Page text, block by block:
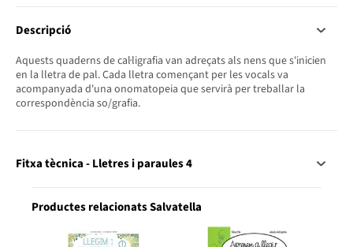
Descripció
Aquests quaderns de cal·ligrafia van adreçats als nens que s'inicien
en la lletra de pal. Cada lletra començant per les vocals va
acompanyada d'una onomatopeia que servirà per treballar la
correspondència so/grafia.
Fitxa tècnica - Lletres i paraules 4
Productes relacionats Salvatella